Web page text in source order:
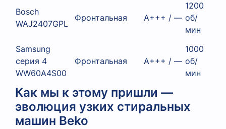
Bosch
WAJ2407GPL
Фронтальная A+++ / —
1200
об/
мин
Samsung
серия 4
WW60A4S00
Фронтальная A+++ / —
1000
об/
мин
Как мы к этому пришли —
эволюция узких стиральных
машин Beko